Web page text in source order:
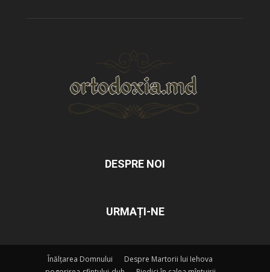
DESPRE NOI
URMAȚI-NE
Înălțarea Domnului
Despre Martorii lui Iehova